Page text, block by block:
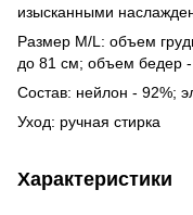
изысканными
Размер М/L: объем
до 81 см; объем бедер
Состав: нейлон - 92%;
Уход: ручная стирка
Характеристики